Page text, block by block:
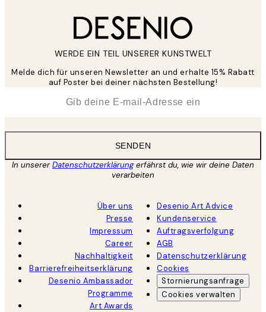
WERDE EIN TEIL UNSERER KUNSTWELT
Melde dich für unseren Newsletter an und erhalte 15% Rabatt
auf Poster bei deiner nächsten Bestellung!
SENDEN
In unsererDatenschutzerklärungerfährst du, wie wir deine Daten
verarbeiten
Über uns
Presse
Impressum
Career
Nachhaltigkeit
Barrierefreiheitserklärung
Desenio Ambassador
Programme
Art Awards
Desenio Art Advice
Kundenservice
Auftragsverfolgung
AGB
Datenschutzerklärung
Cookies
Stornierungsanfrage
Cookies verwalten